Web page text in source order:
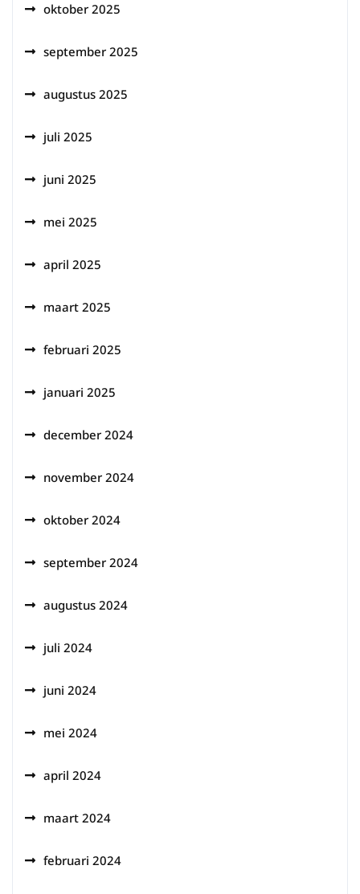
oktober 2025
september 2025
augustus 2025
juli 2025
juni 2025
mei 2025
april 2025
maart 2025
februari 2025
januari 2025
december 2024
november 2024
oktober 2024
september 2024
augustus 2024
juli 2024
juni 2024
mei 2024
april 2024
maart 2024
februari 2024